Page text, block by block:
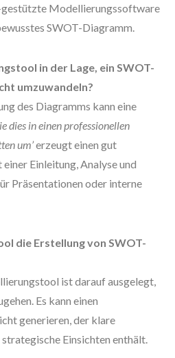
Modellierungssoftware
SWOT-Diagramm.
in der Lage, ein SWOT-
umzuwandeln?
des Diagramms kann eine
dies in einen professionellen
um’erzeugt einen gut
Einleitung, Analyse und
Präsentationen oder interne
die Erstellung von SWOT-
ist darauf ausgelegt,
Es kann einen
generieren, der klare
Einsichten enthält.